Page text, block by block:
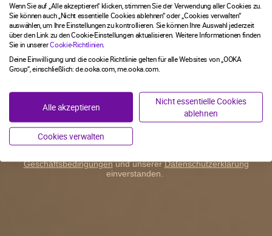
Diese Website enthält Informationen über Raucherprodukte
und wir benötigen Ihr Alter, um sicherzustellen, dass Sie als
Erwachsener in Deutschland fortfahren können, zu rauchen
oder Tabakprodukte zu verwenden.
ICH BIN UNTER 18 JAHRE ALT.
Wenn Sie auf „Alle akzeptieren“ klicken, stimmen Sie der Verwendung aller Cookies zu.
Sie können auch „Nicht essentielle Cookies ablehnen“ oder „Cookies verwalten“
auswählen, um Ihre Einstellungen zu kontrollieren. Sie können Ihre Auswahl jederzeit
über den Link zu den Cookie-Einstellungen aktualisieren. Weitere Informationen finden
Sie in unsererCookie-Richtlinien.
Deine Einwilligung und die cookie Richtlinie gelten für alle Websites von „OOKA
Group“, einschließlich: de.ooka.com, me.ooka.com.
Alle akzeptieren
Nicht essentielle Cookies
ablehnen
Cookies verwalten
NEIN, DANKE
JETZT ANMELDEN!
Geschäftsbedingungenund unsererDatenschutzerklärung
einverstanden.